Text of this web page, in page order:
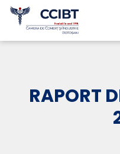
RAPORT